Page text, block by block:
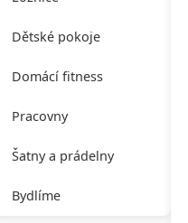
Dětské pokoje
Domácí fitness
Pracovny
Šatny a prádelny
Bydlíme